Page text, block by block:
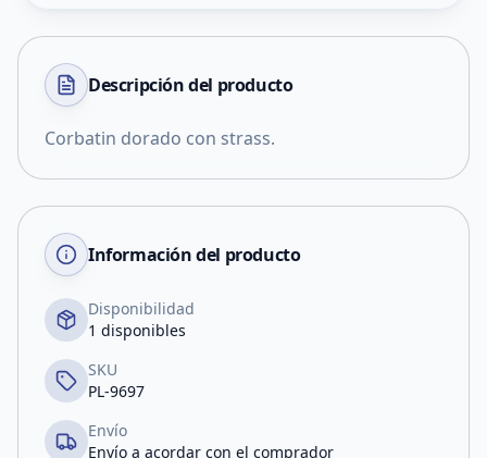
Descripción del producto
Corbatin dorado con strass.
Información del producto
Disponibilidad
1 disponibles
SKU
PL-9697
Envío
Envío a acordar con el comprador